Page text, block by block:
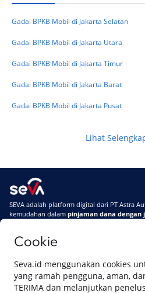
Cookie
Seva.id menggunakan cookies
yang ramah pengguna, aman,
TERIMA dan melanjutkan
Masuk BI Checking?
Gadai BPKB Mobil di Jakarta Selatan
Gadai BPKB Mobil di Jakarta Utara
Gadai BPKB Mobil di Jakarta Timur
Gadai BPKB Mobil di Jakarta Barat
Gadai BPKB Mobil di Jakarta Pusat
Lihat
SEVA adalah platform digital dari PT Astra
kemudahan dalam pinjaman dana dengan
Di SEVA, BPKB mobilmu #BisaJadiDuit
Tentang SEVASyarat & Ketentuan
Pemberitahuan Privasi